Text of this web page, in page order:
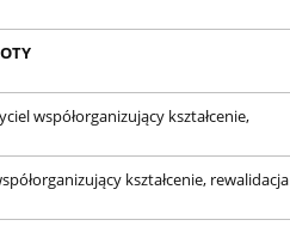
współorganizujący kształcenie,
kształcenie, rewalidacja